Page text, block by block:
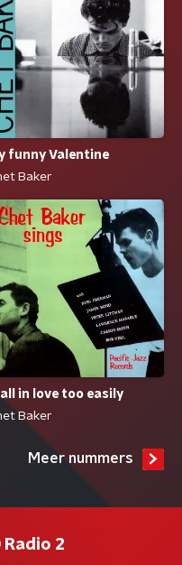
funny Valentine
Baker
in love too easily
Baker
Meer nummers
Radio 2